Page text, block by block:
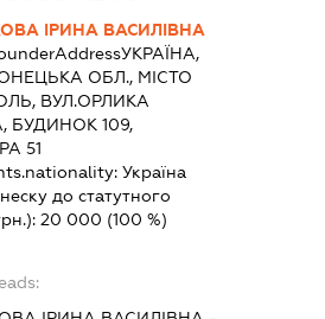
ІРИНА ВАСИЛІВНА
УКРАЇНА,
ОБЛ., МІСТО
ВУЛ.ОРЛИКА
БУДИНОК 109,
51
Україна
до статутного
20 000 (100 %)